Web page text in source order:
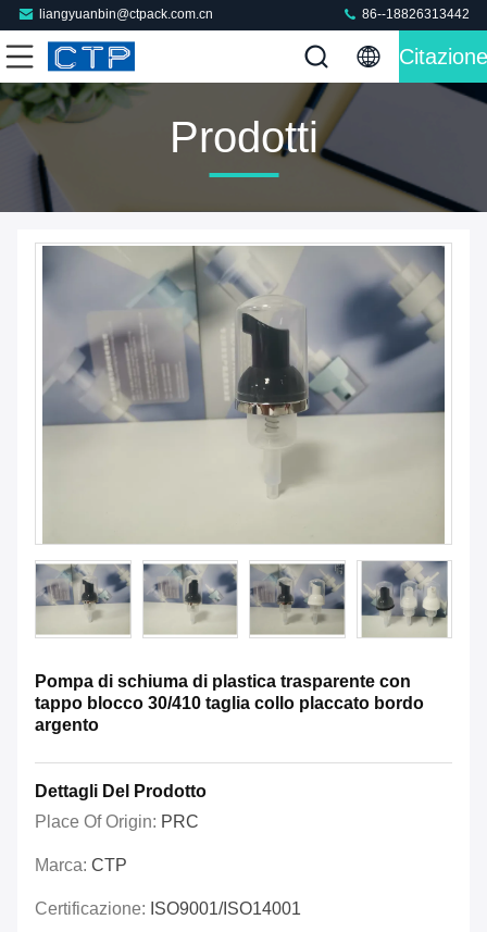
liangyuanbin@ctpack.com.cn 86--18826313442
Citazione
Prodotti
Pompa di schiuma di plastica trasparente con
tappo blocco 30/410 taglia collo placcato bordo
argento
Dettagli Del Prodotto
Place Of Origin: PRC
Marca: CTP
Certificazione: ISO9001/ISO14001